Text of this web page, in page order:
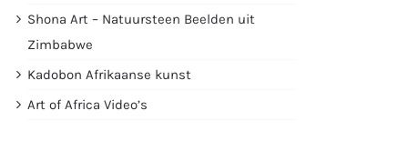
Shona Art – Natuursteen Beelden uit
Zimbabwe
Kadobon Afrikaanse kunst
Art of Africa Video’s